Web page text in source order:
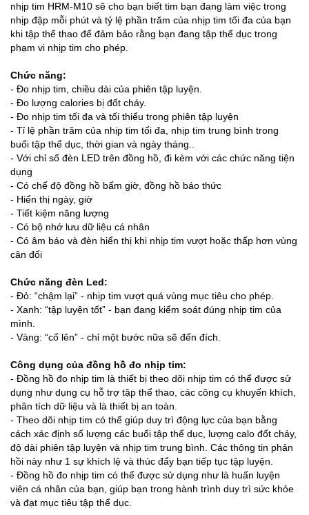
nhịp tim HRM-M10 sẽ cho bạn biết tim bạn đang làm việc trong
nhịp đập mỗi phút và tỷ lệ phần trăm của nhịp tim tối đa của bạn
khi tập thể thao để đảm bảo rằng bạn đang tập thể dục trong
phạm vi nhịp tim cho phép.
Chức năng:
- Đo nhịp tim, chiều dài của phiên tập luyện.
- Đo lượng calories bị đốt cháy.
- Đo nhịp tim tối đa và tối thiểu trong phiên tập luyện
- Tỉ lệ phần trăm của nhịp tim tối đa, nhịp tim trung bình trong
buổi tập thể dục, thời gian và ngày tháng..
- Với chỉ số đèn LED trên đồng hồ, đi kèm với các chức năng tiện
dụng
- Có chế độ đồng hồ bấm giờ, đồng hồ báo thức
- Hiển thị ngày, giờ
- Tiết kiệm năng lượng
- Có bộ nhớ lưu dữ liệu cá nhân
- Có âm báo và đèn hiển thị khi nhịp tim vượt hoặc thấp hơn vùng
cân đối
Chức năng đèn Led:
- Đỏ: “chậm lại” - nhịp tim vượt quá vùng mục tiêu cho phép.
- Xanh: “tập luyện tốt” - bạn đang kiểm soát đúng nhịp tim của
mình.
- Vàng: “cố lên” - chỉ một bước nữa sẽ đến đích.
Công dụng của đồng hồ đo nhịp tim:
- Đồng hồ đo nhịp tim là thiết bị theo dõi nhịp tim có thể được sử
dụng như dụng cụ hỗ trợ tập thể thao, các công cụ khuyến khích,
phân tích dữ liệu và là thiết bị an toàn.
- Theo dõi nhịp tim có thể giúp duy trì động lực của bạn bằng
cách xác định số lượng các buổi tập thể dục, lượng calo đốt cháy,
độ dài phiên tập luyện và nhịp tim trung bình. Các thông tin phản
hồi này như 1 sự khích lệ và thúc đẩy bạn tiếp tục tập luyện.
- Đồng hồ đo nhịp tim có thể được sử dụng như là huấn luyện
viên cá nhân của bạn, giúp bạn trong hành trình duy trì sức khỏe
và đạt mục tiêu tập thể dục.